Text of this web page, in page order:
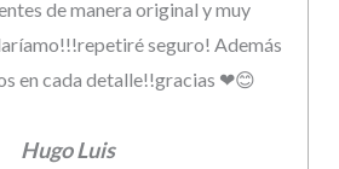
de manera original y muy
seguro! Además
en cada detalle!!gracias ❤😊
Hugo Luis